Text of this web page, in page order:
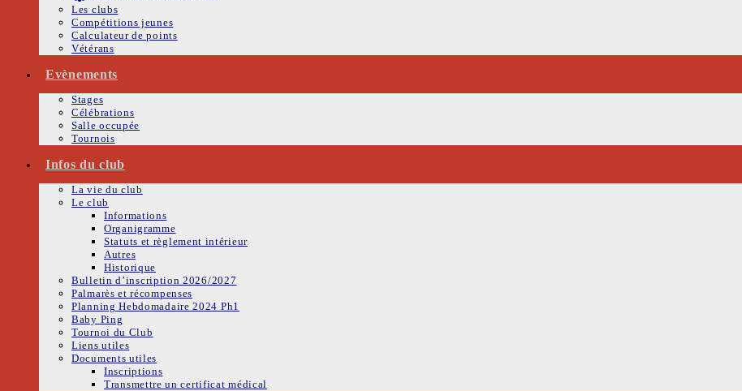
Les clubs
Compétitions jeunes
Calculateur de points
Vétérans
Evènements
Stages
Célébrations
Salle occupée
Tournois
Infos du club
La vie du club
Le club
Informations
Organigramme
Statuts et règlement intérieur
Autres
Historique
Bulletin d’inscription 2026/2027
Palmarès et récompenses
Planning Hebdomadaire 2024 Ph1
Baby Ping
Tournoi du Club
Liens utiles
Documents utiles
Inscriptions
Transmettre un certificat médical